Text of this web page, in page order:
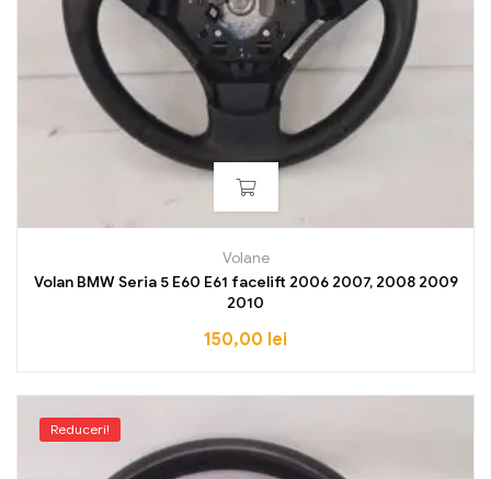
Volane
Volan BMW Seria 5 E60 E61 facelift 2006 2007, 2008 2009
2010
150,00 lei
Reduceri!